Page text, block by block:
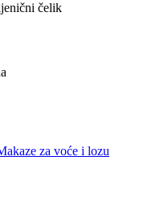
za voće i lozu